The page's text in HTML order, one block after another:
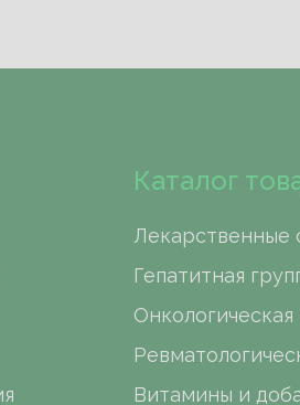
или физическое лицо)
учреждение
Каталог
Лекарственные
Гепатитная
Онкологическая
Витамины и